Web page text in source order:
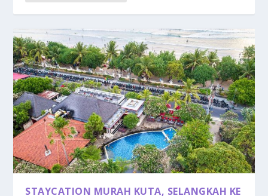
STAYCATION MURAH KUTA, SELANGKAH KE